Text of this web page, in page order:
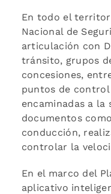
En todo el
Nacional de
articulación con
tránsito, grupos
concesiones,
puntos de control
encaminadas a la
documentos
conducción,
controlar la
En el marco del
aplicativo